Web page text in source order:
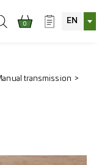
0 EN
transmission